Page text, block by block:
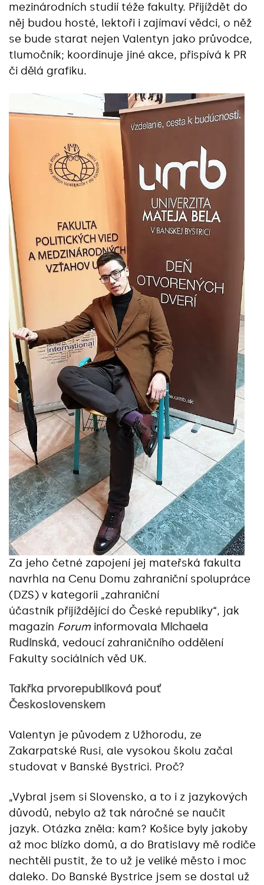
mezinárodních studií téže fakulty. Přijíždět do
něj budou hosté, lektoři i zajímaví vědci, o něž
se bude starat nejen Valentyn jako průvodce,
tlumočník; koordinuje jiné akce, přispívá k PR
či dělá grafiku.
Za jeho četné zapojení jej mateřská fakulta
navrhla na Cenu Domu zahraniční spolupráce
(DZS) v kategorii „zahraniční
účastník přijíždějící do České republiky“, jak
magazín Forum informovala Michaela
Rudinská, vedoucí zahraničního oddělení
Fakulty sociálních věd UK.
Takřka prvorepubliková pouť
Československem
Valentyn je původem z Užhorodu, ze
Zakarpatské Rusi, ale vysokou školu začal
studovat v Banské Bystrici. Proč?
„Vybral jsem si Slovensko, a to i z jazykových
důvodů, nebylo až tak náročné se naučit
jazyk. Otázka zněla: kam? Košice byly jakoby
až moc blízko domů, a do Bratislavy mě rodiče
nechtěli pustit, že to už je veliké město i moc
daleko. Do Banské Bystrice jsem se dostal už